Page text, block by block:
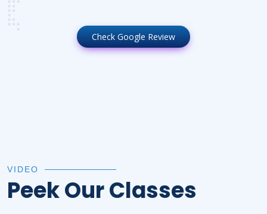
Check Google Review
VIDEO
Peek Our Classes